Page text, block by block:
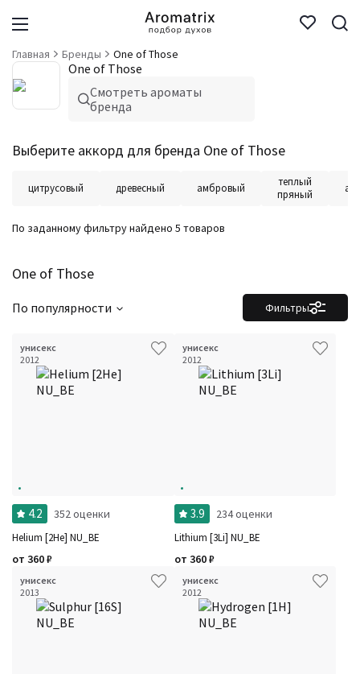
Главная Бренды One of Those
One of Those
Смотреть ароматы
бренда
Выберите аккорд для бренда One of Those
цитрусовый древесный амбровый
теплый
пряный
One of Those
По заданному фильтру найдено 5 товаров
Фильтры
По популярности
унисекс
2012
4.2 352 оценки
Helium [2He] NU_BE
от 360₽
унисекс
2012
3.9 234 оценки
Lithium [3Li] NU_BE
от 360₽
унисекс
2013
унисекс
2012